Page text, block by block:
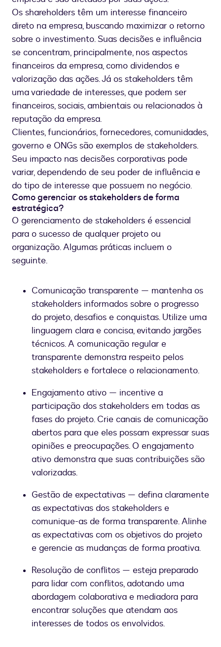
Os shareholders têm um interesse financeiro
direto na empresa, buscando maximizar o retorno
sobre o investimento. Suas decisões e influência
se concentram, principalmente, nos aspectos
financeiros da empresa, como dividendos e
valorização das ações. Já os stakeholders têm
uma variedade de interesses, que podem ser
financeiros, sociais, ambientais ou relacionados à
reputação da empresa.
Clientes, funcionários, fornecedores, comunidades,
governo e ONGs são exemplos de stakeholders.
Seu impacto nas decisões corporativas pode
variar, dependendo de seu poder de influência e
do tipo de interesse que possuem no negócio.
Como gerenciar os stakeholders de forma
estratégica?
O gerenciamento de stakeholders é essencial
para o sucesso de qualquer projeto ou
organização. Algumas práticas incluem o
seguinte.
Comunicação transparente — mantenha os
stakeholders informados sobre o progresso
do projeto, desafios e conquistas. Utilize uma
linguagem clara e concisa, evitando jargões
técnicos. A comunicação regular e
transparente demonstra respeito pelos
stakeholders e fortalece o relacionamento.
Engajamento ativo — incentive a
participação dos stakeholders em todas as
fases do projeto. Crie canais de comunicação
abertos para que eles possam expressar suas
opiniões e preocupações. O engajamento
ativo demonstra que suas contribuições são
valorizadas.
Gestão de expectativas — defina claramente
as expectativas dos stakeholders e
comunique-as de forma transparente. Alinhe
as expectativas com os objetivos do projeto
e gerencie as mudanças de forma proativa.
Resolução de conflitos — esteja preparado
para lidar com conflitos, adotando uma
abordagem colaborativa e mediadora para
encontrar soluções que atendam aos
interesses de todos os envolvidos.